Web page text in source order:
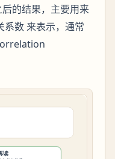
的结果，主要用来
系数 来表示，通常